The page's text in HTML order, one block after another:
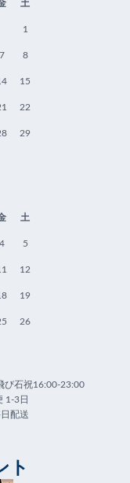
土
1
7 8
15
22
29
土
4 5
12
19
26
び石祝16:00-23:00
1-3日
配送
ト